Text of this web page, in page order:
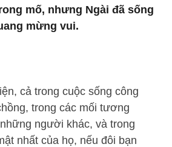
mố, nhưng Ngài đã sống
mừng vui.
cả trong cuộc sống công
trong các mối tương
người khác, và trong
nhất của họ, nếu đôi bạn